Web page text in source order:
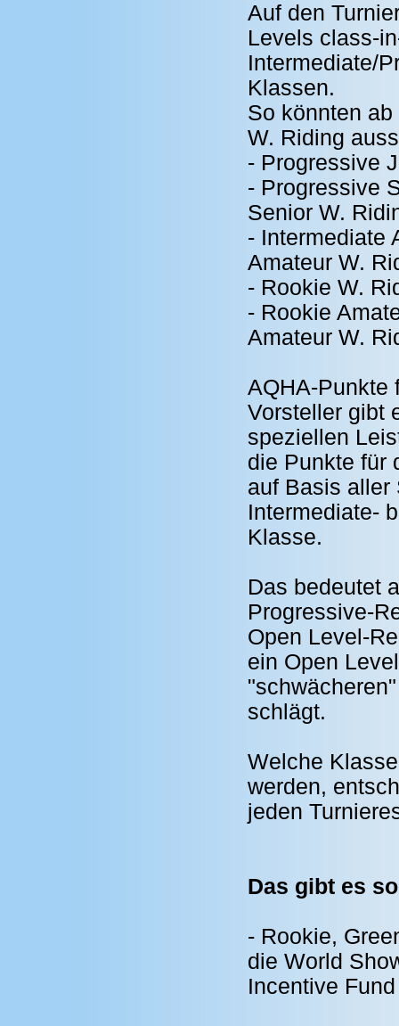
Auf den
Levels class-
Intermediate/
Klassen.
So könnten
W. Riding
- Progressive
- Progressive
Senior W.
- Intermediate
Amateur W.
- Rookie W.
- Rookie
Amateur W.
AQHA-Punkte
Vorsteller gibt
speziellen
die Punkte für
auf Basis aller
Intermediate-
Klasse.
Das bedeutet
Progressive-
Open Level-
ein Open
schlägt.
Welche
werden,
jeden
Das gibt es
- Rookie,
die World
Incentive Fund